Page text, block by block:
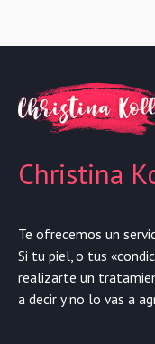
Christina
Te ofrecemos un
Si tu piel, o tus
realizarte un
a decir y no lo vas a